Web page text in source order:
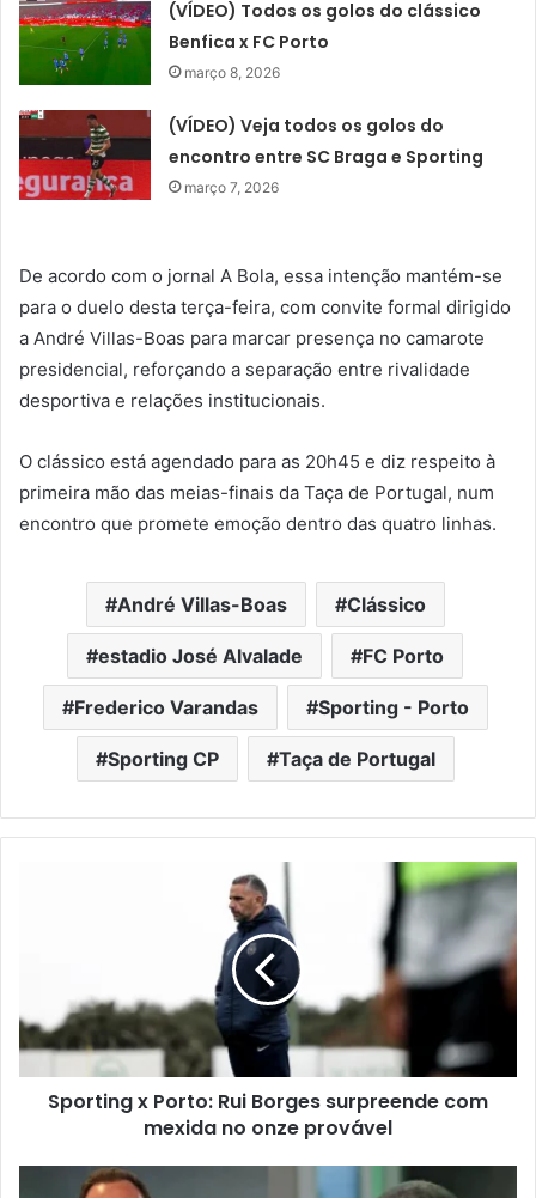
(VÍDEO) Todos os golos do clássico
Benfica x FC Porto
março 8, 2026
(VÍDEO) Veja todos os golos do
encontro entre SC Braga e Sporting
março 7, 2026
De acordo com o jornal A Bola, essa intenção mantém-se
para o duelo desta terça-feira, com convite formal dirigido
a André Villas-Boas para marcar presença no camarote
presidencial, reforçando a separação entre rivalidade
desportiva e relações institucionais.
O clássico está agendado para as 20h45 e diz respeito à
primeira mão das meias-finais da Taça de Portugal, num
encontro que promete emoção dentro das quatro linhas.
André Villas-Boas Clássico
estadio José Alvalade FC Porto
Frederico Varandas Sporting - Porto
Sporting CP Taça de Portugal
Sporting x Porto: Rui Borges surpreende com
mexida no onze provável